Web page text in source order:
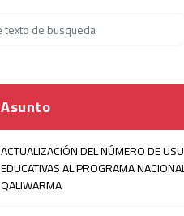
Asunto
ACTUALIZACIÓN DEL NÚMERO DE
EDUCATIVAS AL PROGRAMA
QALIWARMA